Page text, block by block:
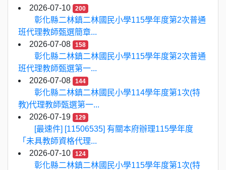
2026-07-10
200
彰化縣二林鎮二林國民小學115學年度第2次普通
班代理教師甄選簡章...
2026-07-08
158
彰化縣二林鎮二林國民小學115學年度第2次普通
班代理教師甄選第一...
2026-07-08
144
彰化縣二林鎮二林國民小學114學年度第1次(特
教)代理教師甄選第一...
2026-07-19
129
[最速件] [11506535] 有關本府辦理115學年度
「未具教師資格代理...
2026-07-10
124
彰化縣二林鎮二林國民小學115學年度第1次(特